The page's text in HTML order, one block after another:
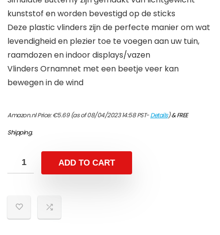
kunststof en worden bevestigd op de sticks
Deze plastic vlinders zijn de perfecte manier om wat
levendigheid en plezier toe te voegen aan uw tuin,
raamdozen en indoor displays/vazen
Vlinders Ornamnet met een beetje veer kan
bewegen in de wind
Amazon.nl Price:€5.69(as of 08/04/2023 14:58 PST-Details)&FREE
Shipping.
ADD TO CART